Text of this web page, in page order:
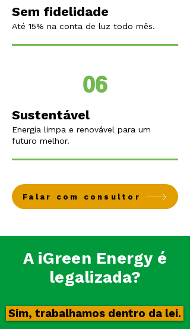
Sem fidelidade
Até 15% na conta de luz todo mês.
06
Sustentável
Energia limpa e renovável para um
futuro melhor.
Falar com consultor
A iGreen Energy é
legalizada?
Sim, trabalhamos dentro da lei.